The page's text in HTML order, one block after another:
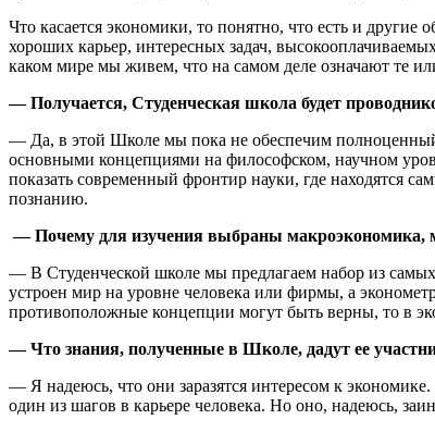
Что касается экономики, то понятно, что есть и
хороших карьер, интересных задач,
каком мире мы живем, что на самом деле означают те
— Получается, Студенческая школа будет
— Да, в этой Школе мы пока не обеспечим полноценный
основными концепциями на философском, научном
показать современный фронтир науки, где находятся
познанию.
— Почему для изучения выбраны макроэкономика,
— В Студенческой школе мы предлагаем набор из
устроен мир на уровне человека или фирмы, а
противоположные концепции могут быть верны, то в
— Что знания, полученные в Школе, дадут ее
— Я надеюсь, что они заразятся интересом к
один из шагов в карьере человека. Но оно, надеюсь,